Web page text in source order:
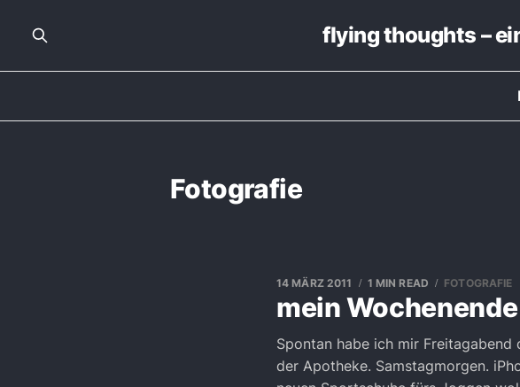
flying thoughts –
Fotografie
mein
14 MÄRZ 2011 1 MIN READ FOTOGRAFIE
Spontan habe ich mir
der Apotheke. Samstagmorgen.